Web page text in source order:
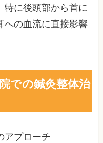
特に後頭部から首に
への血流に直接影響
での鍼灸整体治
アプローチ